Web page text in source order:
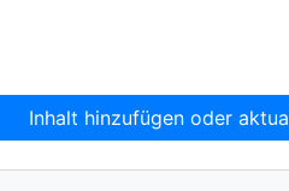
Inhalt hinzufügen oder